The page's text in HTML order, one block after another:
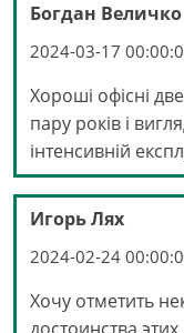
Богдан Величко
2024-03-17
Хороші офісні
пару років і
інтенсивній
Игорь Лях
2024-02-24
Хочу отметить